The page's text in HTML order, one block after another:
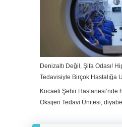
Denizaltı Değil, Şifa Odası!
Tedavisiyle Birçok Hastalığa
Kocaeli Şehir Hastanesi’nde
Oksijen Tedavi Ünitesi,